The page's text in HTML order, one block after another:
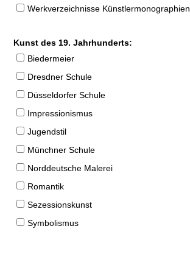
Werkverzeichnisse Künstlermonographien
Kunst des 19. Jahrhunderts:
Biedermeier
Dresdner Schule
Düsseldorfer Schule
Impressionismus
Jugendstil
Münchner Schule
Norddeutsche Malerei
Romantik
Sezessionskunst
Symbolismus